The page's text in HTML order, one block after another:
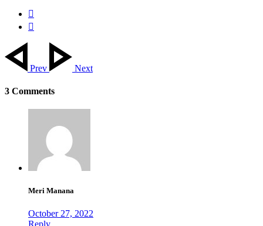
Prev Next
3 Comments
Meri Manana
October 27, 2022